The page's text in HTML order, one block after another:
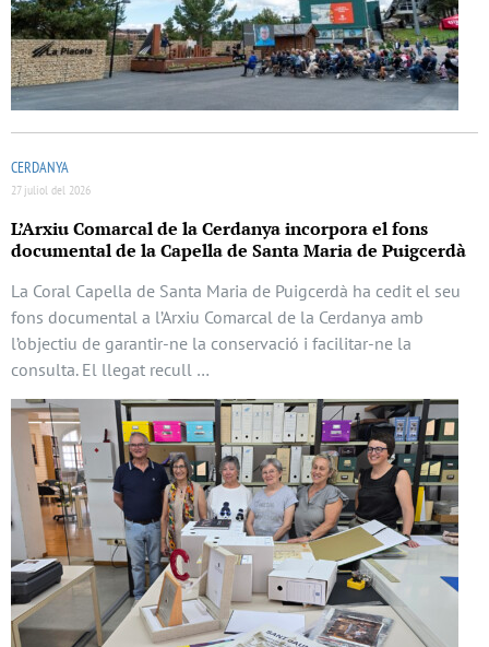
CERDANYA
27 juliol del 2026
L’Arxiu Comarcal de la Cerdanya incorpora el fons
documental de la Capella de Santa Maria de Puigcerdà
La Coral Capella de Santa Maria de Puigcerdà ha cedit el seu
fons documental a l’Arxiu Comarcal de la Cerdanya amb
l’objectiu de garantir-ne la conservació i facilitar-ne la
consulta. El llegat recull …